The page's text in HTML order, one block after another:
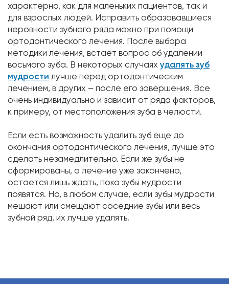
характерно, как для маленьких пациентов, так и
для взрослых людей. Исправить образовавшиеся
неровности зубного ряда можно при помощи
ортодонтического лечения. После выбора
методики лечения, встает вопрос об удалении
восьмого зуба. В некоторых случаях удалять зуб
мудрости лучше перед ортодонтическим
лечением, в других – после его завершения. Все
очень индивидуально и зависит от ряда факторов,
к примеру, от местоположения зуба в челюсти.
Если есть возможность удалить зуб еще до
окончания ортодонтического лечения, лучше это
сделать незамедлительно. Если же зубы не
сформированы, а лечение уже закончено,
остается лишь ждать, пока зубы мудрости
появятся. Но, в любом случае, если зубы мудрости
мешают или смещают соседние зубы или весь
зубной ряд, их лучше удалять.